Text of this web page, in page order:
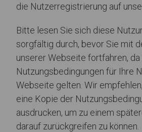
die Nutzerregistrierung auf
Bitte lesen Sie sich diese
sorgfältig durch, bevor Sie mit
unserer Webseite fortfahren, da
Nutzungsbedingungen für Ihre
Webseite gelten. Wir
eine Kopie der
ausdrucken, um zu einem
darauf zurückgreifen zu können.